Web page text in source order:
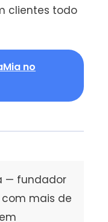
clientes todo
no
— fundador
com mais de